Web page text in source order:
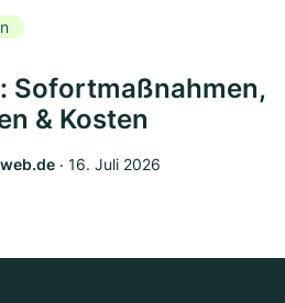
Sofortmaßnahmen,
& Kosten
‧ 16. Juli 2026